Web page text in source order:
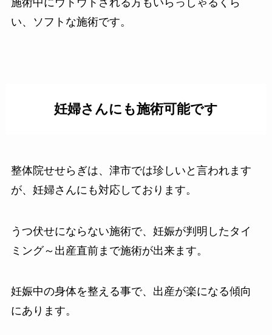
施術中にウトウトされる方もいらっしゃるくら
い、ソフトな施術です。
妊婦さんにも施術可能です
整体院せせらぎは、津市では珍しいと言われます
が、妊婦さんにも対応しております。
うつ伏せにならない施術で、妊娠が判明したタイ
ミング～出産直前まで施術が出来ます。
妊娠中の身体を整える事で、出産が楽になる傾向
にあります。